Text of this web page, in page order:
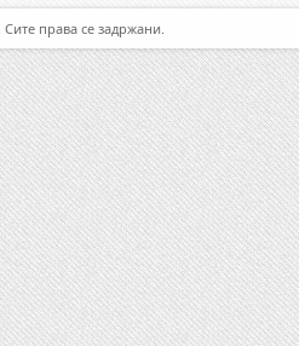
права се задржани.